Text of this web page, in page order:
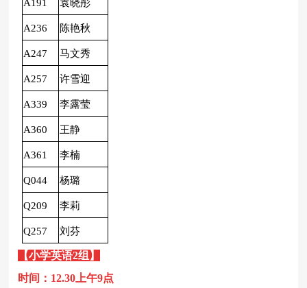
A191 袁晓彤
A236 陈艳秋
A247 马文秀
A257 许雪迎
A339 李露莹
A360 王静
A361 李楠
Q044 杨璐
Q209 李莉
Q257 刘芬
【小学英语2组】
时间：12.30上午9点